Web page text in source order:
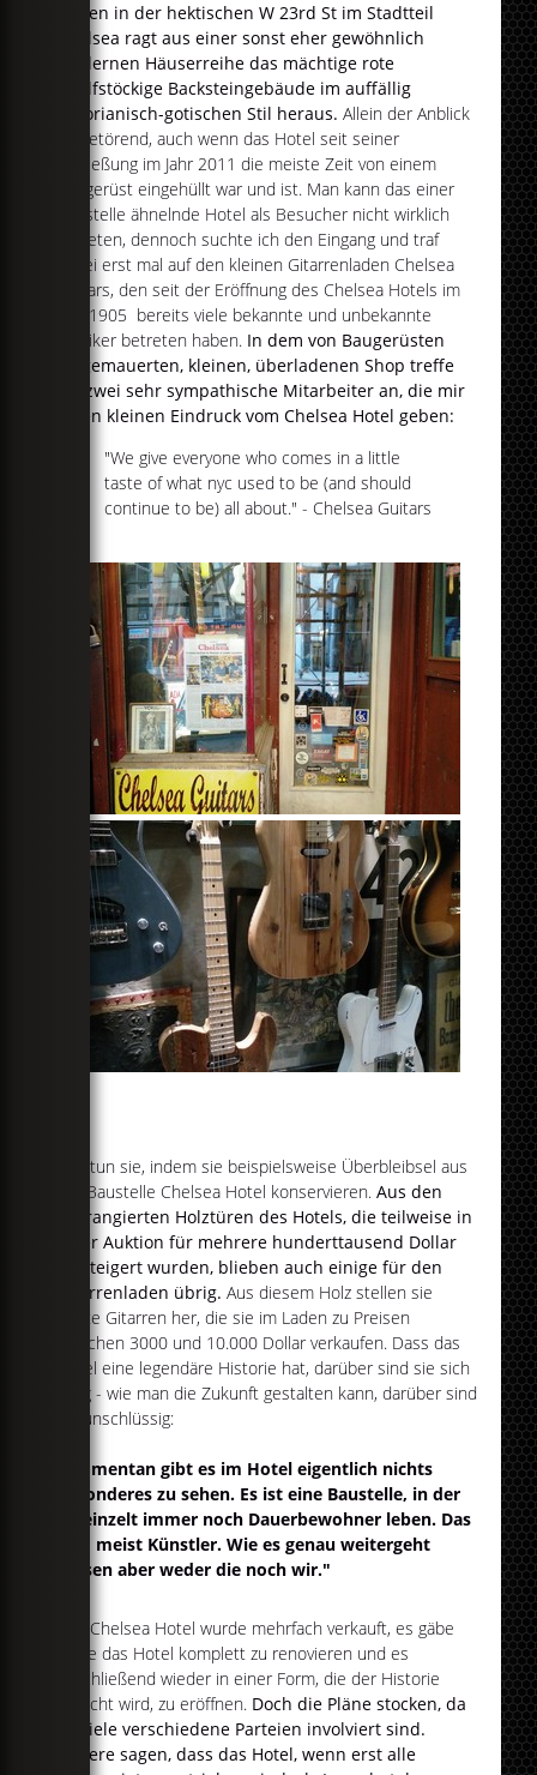
Mitten in der hektischen W 23rd St im Stadtteil
Chelsea ragt aus einer sonst eher gewöhnlich
modernen Häuserreihe das mächtige rote
zwölfstöckige Backsteingebäude im auffällig
viktorianisch-gotischen Stil heraus. Allein der Anblick
ist betörend, auch wenn das Hotel seit seiner
Schließung im Jahr 2011 die meiste Zeit von einem
Baugerüst eingehüllt war und ist. Man kann das einer
Baustelle ähnelnde Hotel als Besucher nicht wirklich
betreten, dennoch suchte ich den Eingang und traf
dabei erst mal auf den kleinen Gitarrenladen Chelsea
Guitars, den seit der Eröffnung des Chelsea Hotels im
Jahr 1905 bereits viele bekannte und unbekannte
Musiker betreten haben. In dem von Baugerüsten
eingemauerten, kleinen, überladenen Shop treffe
ich zwei sehr sympathische Mitarbeiter an, die mir
einen kleinen Eindruck vom Chelsea Hotel geben:
"We give everyone who comes in a little
taste of what nyc used to be (and should
continue to be) all about." - Chelsea Guitars
Das tun sie, indem sie beispielsweise Überbleibsel aus
der Baustelle Chelsea Hotel konservieren.Aus den
ausrangierten Holztüren des Hotels, die teilweise in
einer Auktion für mehrere hunderttausend Dollar
versteigert wurden, blieben auch einige für den
Gitarrenladen übrig. Aus diesem Holz stellen sie
heute Gitarren her, die sie im Laden zu Preisen
zwischen 3000 und 10.000 Dollar verkaufen. Dass das
Hotel eine legendäre Historie hat, darüber sind sie sich
einig - wie man die Zukunft gestalten kann, darüber sind
sie unschlüssig:
"Momentan gibt es im Hotel eigentlich nichts
Besonderes zu sehen. Es ist eine Baustelle, in der
vereinzelt immer noch Dauerbewohner leben. Das
sind meist Künstler. Wie es genau weitergeht
wissen aber weder die noch wir."
Das Chelsea Hotel wurde mehrfach verkauft, es gäbe
Pläne das Hotel komplett zu renovieren und es
anschließend wieder in einer Form, die der Historie
gerecht wird, zu eröffnen. Doch die Pläne stocken, da
zu viele verschiedene Parteien involviert sind.
Andere sagen, dass das Hotel, wenn erst alle